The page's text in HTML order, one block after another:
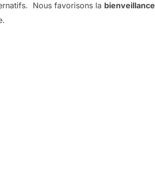
Nous favorisons la bienveillance